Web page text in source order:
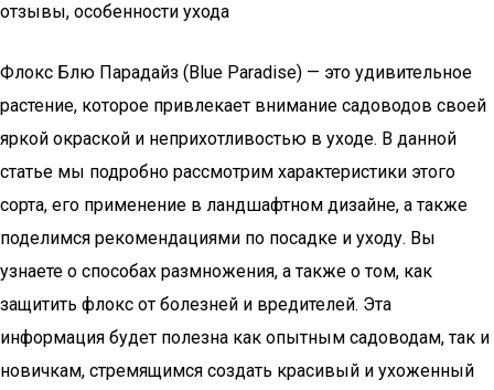
отзывы, особенности ухода
Флокс Блю Парадайз (Blue Paradise) — это удивительное
растение, которое привлекает внимание садоводов своей
яркой окраской и неприхотливостью в уходе. В данной
статье мы подробно рассмотрим характеристики этого
сорта, его применение в ландшафтном дизайне, а также
поделимся рекомендациями по посадке и уходу. Вы
узнаете о способах размножения, а также о том, как
защитить флокс от болезней и вредителей. Эта
информация будет полезна как опытным садоводам, так и
новичкам, стремящимся создать красивый и ухоженный